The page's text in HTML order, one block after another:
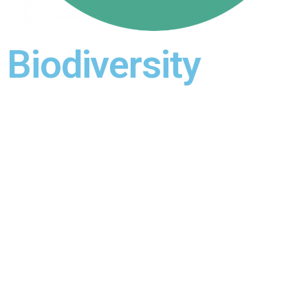
Biodiversity